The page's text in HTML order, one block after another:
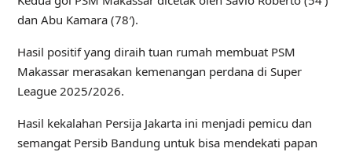
dan Abu Kamara (78′).
Hasil positif yang diraih tuan rumah membuat PSM
Makassar merasakan kemenangan perdana di Super
League 2025/2026.
Hasil kekalahan Persija Jakarta ini menjadi pemicu dan
semangat Persib Bandung untuk bisa mendekati papan